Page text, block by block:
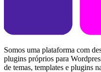
Somos uma plataforma com
plugins próprios para
de temas, templates e plugins